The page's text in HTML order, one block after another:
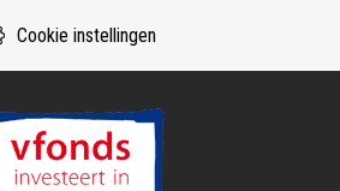
Cookie instellingen